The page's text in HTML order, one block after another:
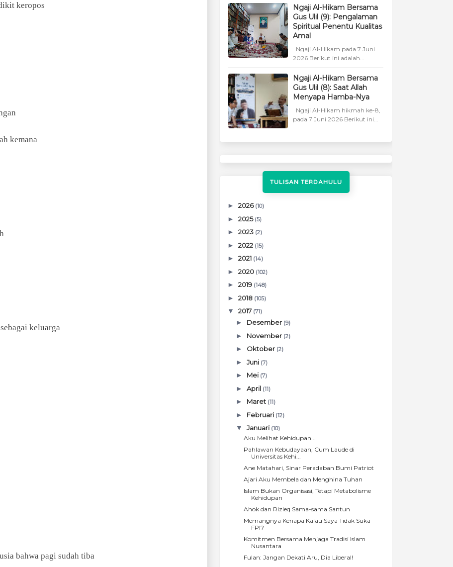
keropos
kemana
keluarga
bahwa pagi sudah tiba
Ngaji Al-Hikam Bersama
Gus Ulil (9): Pengalaman
Spiritual Penentu Kualitas
Amal
Ngaji Al-Hikam pada 7 Juni
2026 Berikut ini adalah...
Ngaji Al-Hikam Bersama
Gus Ulil (8): Saat Allah
Menyapa Hamba-Nya
Ngaji Al-Hikam hikmah ke-8,
pada 7 Juni 2026 Berikut ini...
TULISAN TERDAHULU
►2026 (10)
►2025 (5)
►2023 (2)
►2022 (15)
►2021 (14)
►2020 (102)
►2019 (148)
►2018 (105)
▼2017 (71)
► Desember (9)
► November (2)
► Oktober (2)
►Juni (7)
► Mei (7)
►April (11)
► Maret (11)
► Februari (12)
▼Januari (10)
Aku Melihat Kehidupan...
Pahlawan Kebudayaan, Cum Laude di
Universitas Kehi...
Ane Matahari, Sinar Peradaban Bumi Patriot
Ajari Aku Membela dan Menghina Tuhan
Islam Bukan Organisasi, Tetapi Metabolisme
Kehidupan
Ahok dan Rizieq Sama-sama Santun
Memangnya Kenapa Kalau Saya Tidak Suka
FPI?
Komitmen Bersama Menjaga Tradisi Islam
Nusantara
Fulan: Jangan Dekati Aru, Dia Liberal!